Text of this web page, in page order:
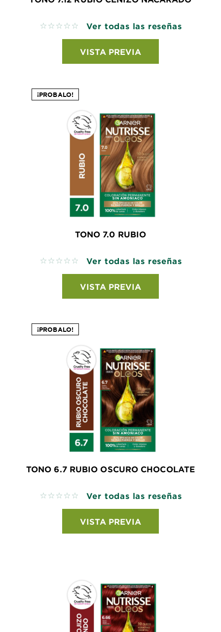
No reviews Ver todas las reseñas
VISTA PREVIA
¡PROBALO!
TONO 7.0 RUBIO
No reviews Ver todas las reseñas
VISTA PREVIA
¡PROBALO!
TONO 6.7 RUBIO OSCURO CHOCOLATE
No reviews Ver todas las reseñas
VISTA PREVIA